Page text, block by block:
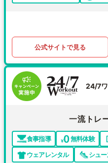
公式サイトで見る
24/7
一流トレ
食事指導 無料体験
ウェアレンタル
シュ